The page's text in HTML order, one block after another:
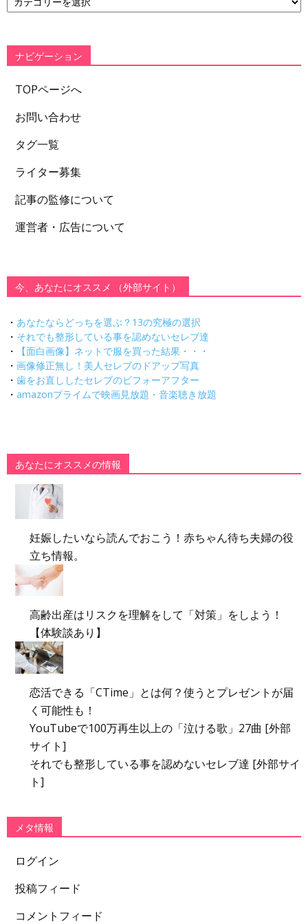
テ
ー
ナビゲーション
TOPページへ
お問い合わせ
タグ一覧
ライター募集
記事の監修について
運営者・広告について
今、あなたにオススメ （外部サイト）
・ あなたならどっちを選ぶ？13の究極の選択
・ それでも整形している事を認めないセレブ達
・
【面白画像】ネットで服を買った結果・・・
・ 画像修正無し！美人セレブのドアップ写真
・ 歯をお直ししたセレブのビフォーアフター
・ amazonプライムで映画見放題・音楽聴き放題
あなたにオススメの情報
妊娠したいなら読んでおこう！赤ちゃん待ち夫婦の役
立ち情報。
高齢出産はリスクを理解をして「対策」をしよう！
【体験談あり】
恋活できる「CTime」とは何？使うとプレゼントが届
く可能性も！
YouTubeで100万再生以上の「泣ける歌」27曲 [外部
サイト]
それでも整形している事を認めないセレブ達 [外部サイ
ト]
メタ情報
ログイン
投稿フィード
コメントフィード